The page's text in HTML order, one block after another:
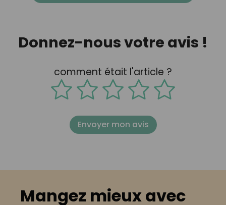
Donnez-nous votre avis !
comment était l'article ?
Envoyer mon avis
Mangez mieux avec